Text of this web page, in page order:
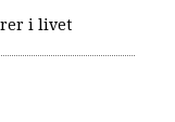
i livet